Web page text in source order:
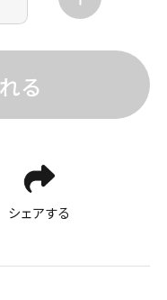
る
シェアする